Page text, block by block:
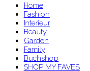
Home
Fashion
Interieur
Beauty
Garden
Family
Buchshop
SHOP MY FAVES